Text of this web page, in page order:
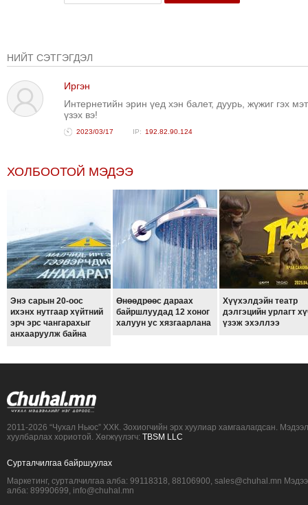
ТОЙРОНД
СОНГУУЛИЙН
ЭРГЭН
СУРГУУЛИЙН
ЗӨРЧЛИЙН
ХУУЛИЙН
ЭРГЭН
ТОЙРОНД
ЕРӨНХИЙЛӨГЧИЙН
СОНГУУЛЬ-2017
НИЙТ СЭТГЭГДЭЛ
Иргэн
Интернетийн эрин үед хэн балет, дуурь, жүжиг гэх
үзэх вэ!
2023/03/17 192.82.90.124
ХОЛБООТОЙ МЭДЭЭ
Энэ сарын 20-оос
ихэнх нутгаар хүйтний
эрч эрс чангарахыг
анхааруулж байна
Өнөөдрөөс дараах
байршлуудад 12 хоног
халуун ус хязгаарлана
Хүүхэлдэйн театр
дэлгэцийн урлагт
үзэж эхэллээ
2011-2026 “Чухал Ньюс” ХХК. Зохиогчийн эрх хуулиар хамгаалагдсан.
хуулбарлах хориотой. Хөгжүүлэгч: TBSM LLC
Сурталчилгаа байршуулах
Маркетинг, сурталчилгаа алба: 99118318, 88106900, sales@chuhal.mn
алба: 89990699, info@chuhal.mn